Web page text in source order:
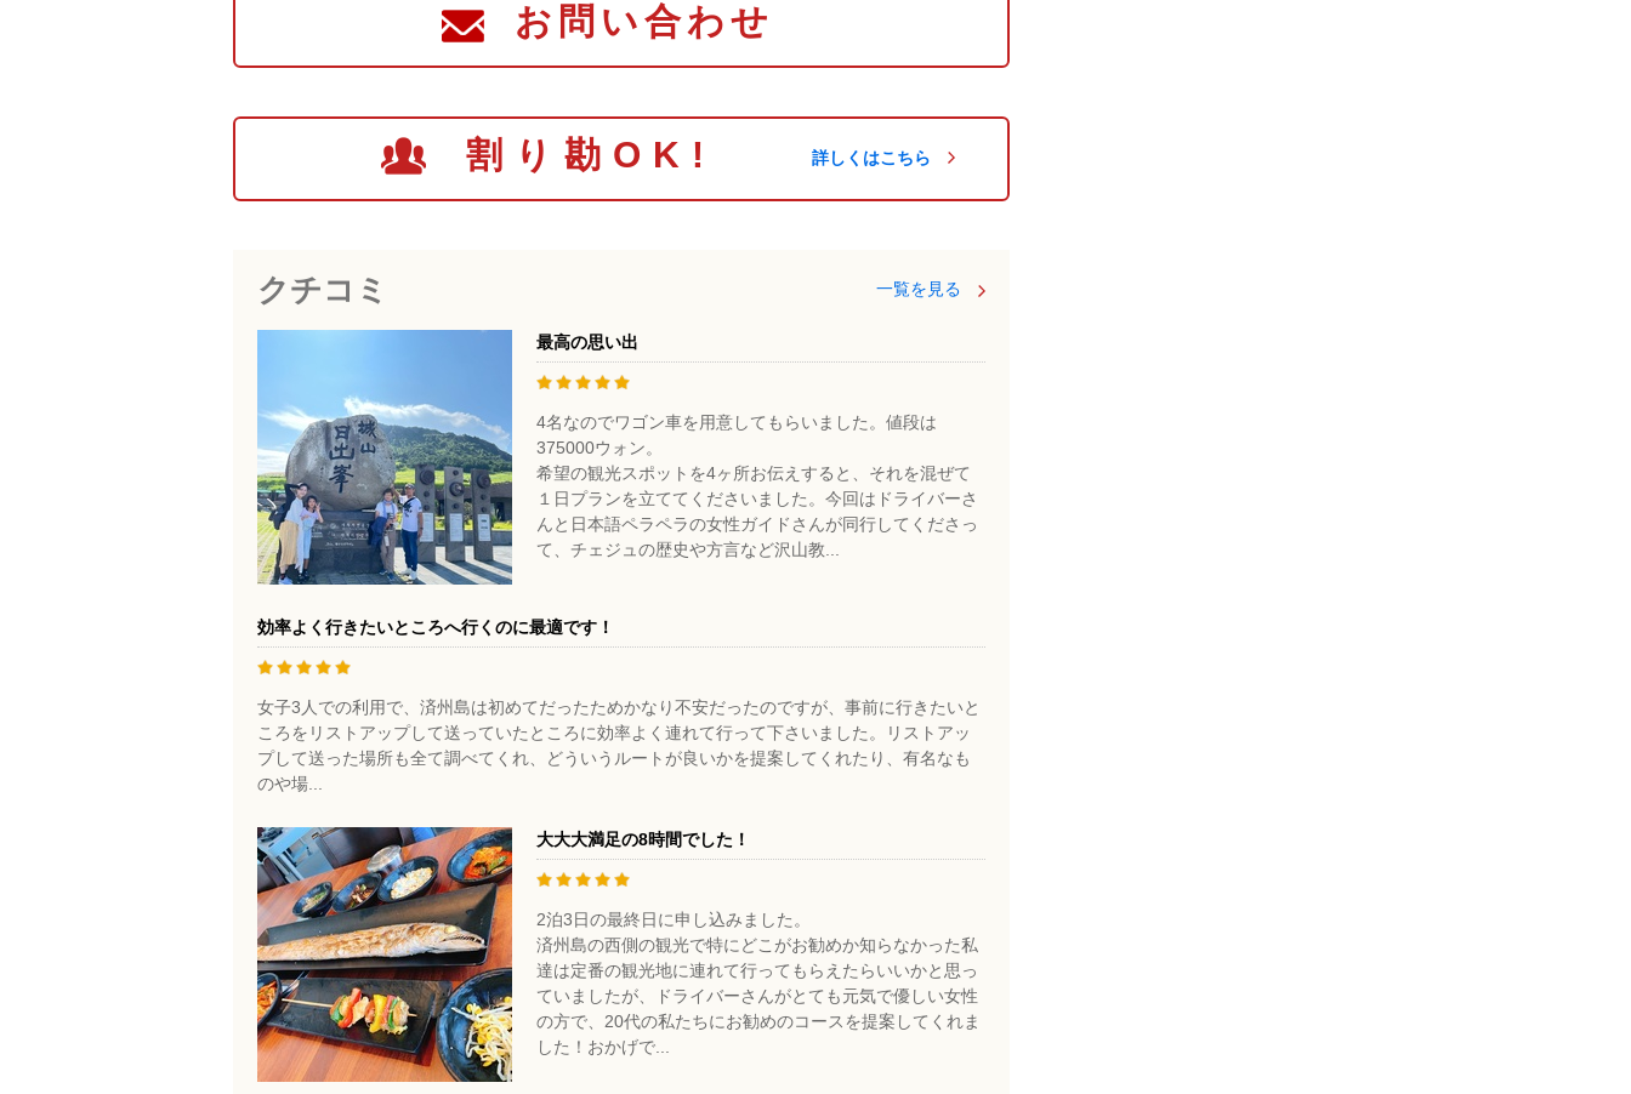
お問い合わせ
割り勘OK! 詳しくはこちら
クチコミ 一覧を見る
最高の思い出
4名なのでワゴン車を用意してもらいました。値段は
375000ウォン。
希望の観光スポットを4ヶ所お伝えすると、それを混ぜて
１日プランを立ててくださいました。今回はドライバーさ
んと日本語ペラペラの女性ガイドさんが同行してくださっ
て、チェジュの歴史や方言など沢山教...
効率よく行きたいところへ行くのに最適です！
女子3人での利用で、済州島は初めてだったためかなり不安だったのですが、事前に行きたいと
ころをリストアップして送っていたところに効率よく連れて行って下さいました。リストアッ
プして送った場所も全て調べてくれ、どういうルートが良いかを提案してくれたり、有名なも
のや場...
大大大満足の8時間でした！
2泊3日の最終日に申し込みました。
済州島の西側の観光で特にどこがお勧めか知らなかった私
達は定番の観光地に連れて行ってもらえたらいいかと思っ
ていましたが、ドライバーさんがとても元気で優しい女性
の方で、20代の私たちにお勧めのコースを提案してくれま
した！おかげで...